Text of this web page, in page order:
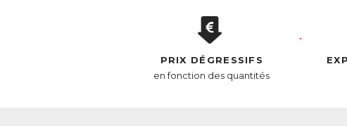
PRIX DÉGRESSIFS
en fonction des quantités